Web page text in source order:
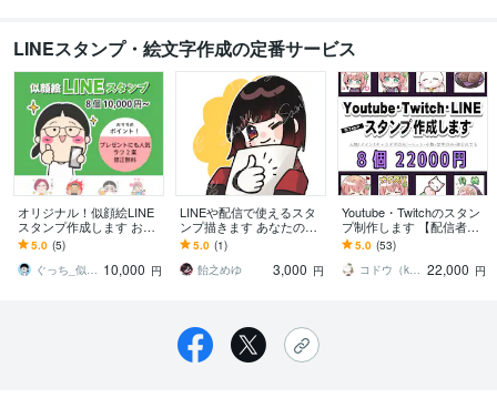
LINEスタンプ・絵文字作成の定番サービス
オリジナル！似顔絵LINE
スタンプ作成します お誕
生日や記念日のお祝い、
プレゼントにもピッタリ
です♪
5.0 (5)
ぐっち_似顔絵 10,000 円
LINEや配信で使えるスタ
ンプ描きます あなたのキ
ャラでスタンプやバッジ
描きます！
5.0 (1)
飴之めゆ
3,000 円
Youtube・Twitchのスタン
プ制作します 【配信者向
け】メンバーシップスタ
ンプ・バッチなど
5.0 (53)
コドウ（kodou510） 22,000 円